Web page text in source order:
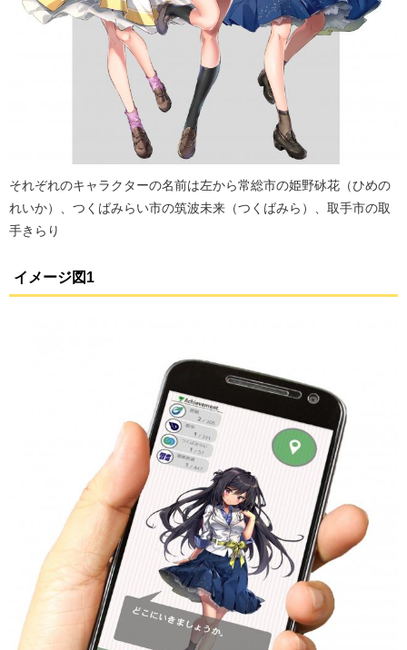
それぞれのキャラクターの名前は左から常総市の姫野砅花（ひめの
れいか）、つくばみらい市の筑波未来（つくばみら）、取手市の取
手きらり
イメージ図1